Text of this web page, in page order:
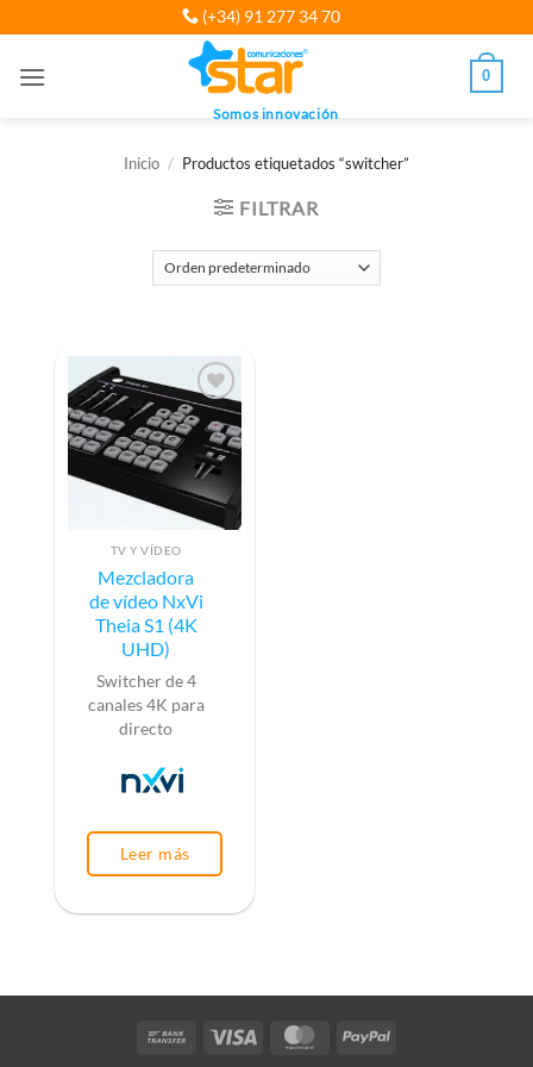
al
(+34) 91 277 34 70
Somos innovación
0
Inicio / Productos etiquetados “switcher”
FILTRAR
TV Y VÍDEO
Mezcladora
de vídeo NxVi
Theia S1 (4K
UHD)
Switcher de 4
canales 4K para
directo
Leer más
Bank
Visa MasterCardPayPal